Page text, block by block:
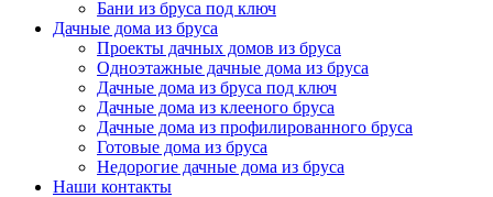
Бани из бруса под ключ
Дачные дома из бруса
Проекты дачных домов из бруса
Одноэтажные дачные дома из бруса
Дачные дома из бруса под ключ
Дачные дома из клееного бруса
Дачные дома из профилированного бруса
Готовые дома из бруса
Недорогие дачные дома из бруса
Наши контакты